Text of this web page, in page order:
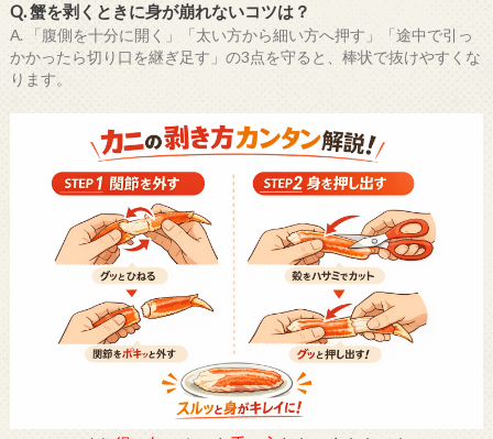
Q. 蟹を剥くときに身が崩れないコツは？
A. 「腹側を十分に開く」「太い方から細い方へ押す」「途中で引っ
かかったら切り口を継ぎ足す」の3点を守ると、棒状で抜けやすくな
ります。